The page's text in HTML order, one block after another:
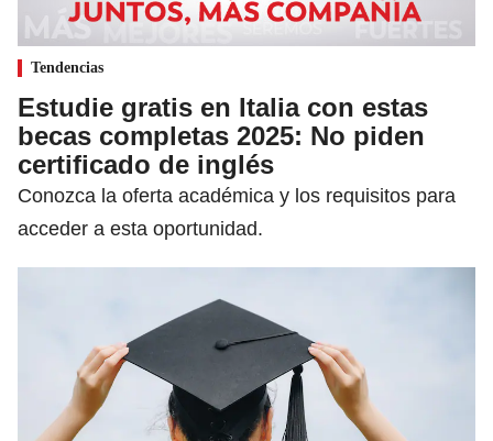
Tendencias
Estudie gratis en Italia con estas
becas completas 2025: No piden
certificado de inglés
Conozca la oferta académica y los requisitos para
acceder a esta oportunidad.